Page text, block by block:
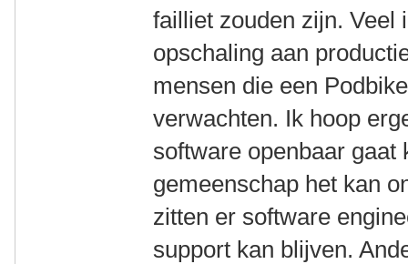
failliet zouden zijn. Veel
opschaling aan
mensen die een
verwachten. Ik hoop
software openbaar gaat
gemeenschap het kan
zitten er software
support kan blijven.